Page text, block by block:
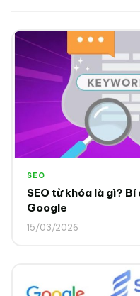
SEO
SEO từ khóa là gì?
Google
15/03/2026